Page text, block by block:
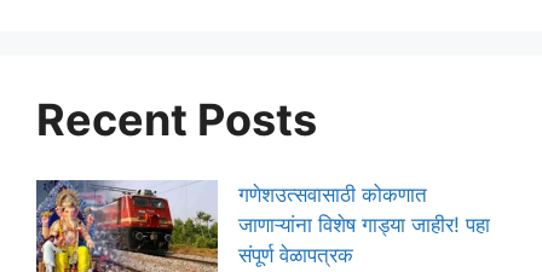
Recent Posts
गणेशउत्सवासाठी कोकणात
जाणाऱ्यांना विशेष गाड्या जाहीर! पहा
संपूर्ण वेळापत्रक